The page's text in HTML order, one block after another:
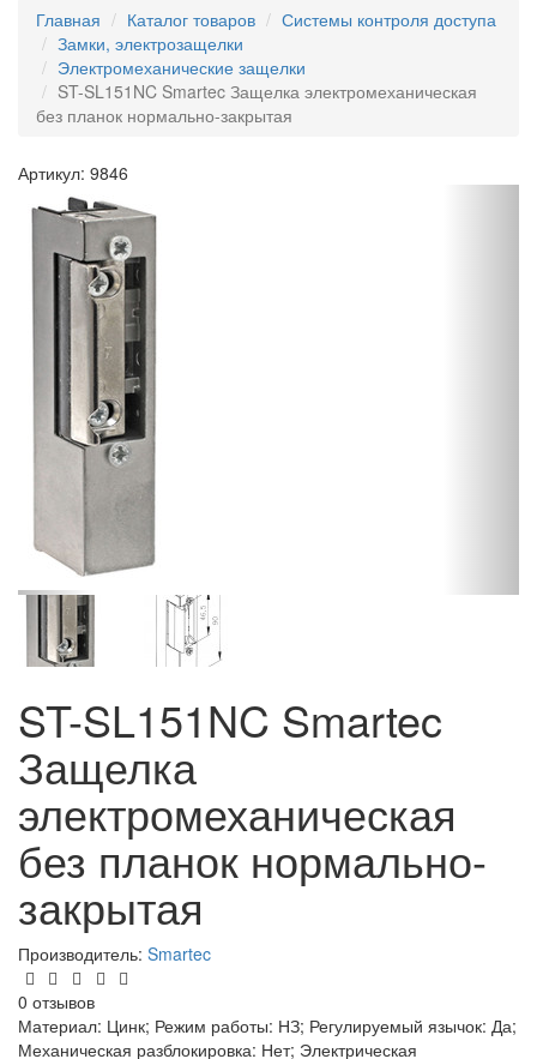
Главная
Каталог товаров
Системы контроля доступа
Замки, электрозащелки
Электромеханические защелки
ST-SL151NC Smartec Защелка электромеханическая
без планок нормально-закрытая
Артикул: 9846
ST-SL151NC Smartec
Защелка
электромеханическая
без планок нормально-
закрытая
Производитель: Smartec
0 отзывов
Материал: Цинк; Режим работы: НЗ; Регулируемый язычок: Да;
Механическая разблокировка: Нет; Электрическая